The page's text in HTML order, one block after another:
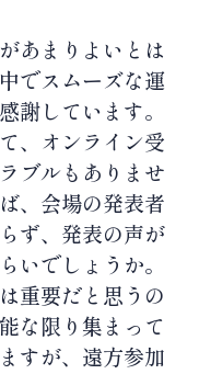
あまりよいとは
でスムーズな運
謝しています。
、オンライン受
ブルもありませ
、会場の発表者
ず、発表の声が
いでしょうか。
重要だと思うの
な限り集まって
すが、遠方参加